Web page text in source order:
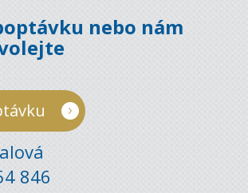
nebo nám
846